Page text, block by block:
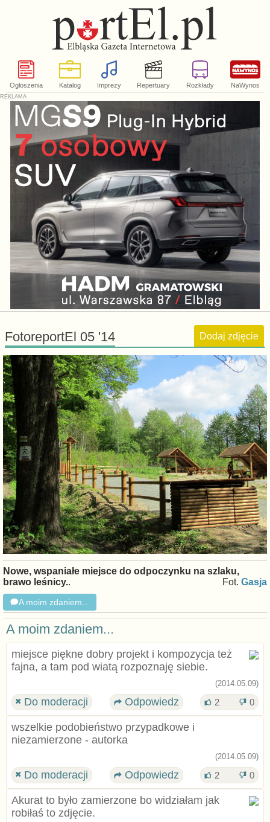
Ogłoszenia Katalog Imprezy Repertuary Rozkłady NaWynos
FotoreportEl 05 '14 Dodaj zdjęcie
Nowe, wspaniałe miejsce do odpoczynku na szlaku,
brawo leśnicy.. Fot.Gasja
A moim zdaniem...
A moim zdaniem...
miejsce piękne dobry projekt i kompozycja też
fajna, a tam pod wiatą rozpoznaję siebie.
(2014.05.09)
Do moderacji Odpowiedz 2 0
wszelkie podobieństwo przypadkowe i
niezamierzone - autorka
(2014.05.09)
Do moderacji Odpowiedz 2 0
Akurat to było zamierzone bo widziałam jak
robiłaś to zdjęcie.